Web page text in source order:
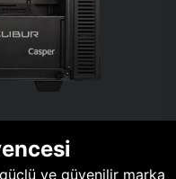
ve güvenilir marka